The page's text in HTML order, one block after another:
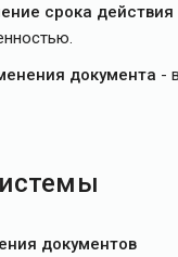
срока действия
документа -
документов